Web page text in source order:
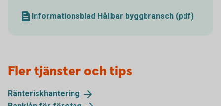
Informationsblad Hållbar byggbransch (pdf)
Fler tjänster och tips
Ränteriskhantering